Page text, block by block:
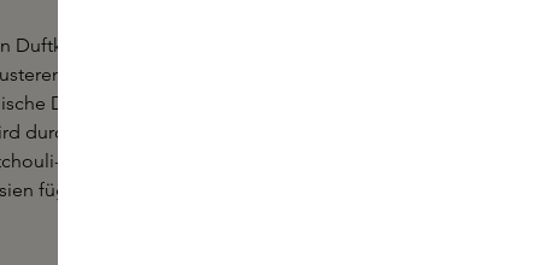
Duftkonzentration unterstreicht die Immortelle
Aspekte der Rose und verleiht Radical Rose
Dimension. Die hohe Konzentration von Rose
durch Safran und Pfefferbeeren-Essenz aus
Essenz aus Indonesien und Labdanum-
fügen dunkle, holzige Facetten hinzu und